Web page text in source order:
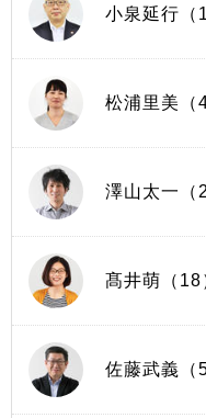
小泉延行（1
松浦里美（4
澤山太一（2
髙井萌（18
佐藤武義（5